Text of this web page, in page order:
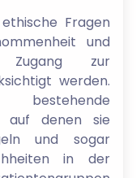
Fragen
und
Zugang zur
werden.
bestehende
auf denen sie
und sogar
in der